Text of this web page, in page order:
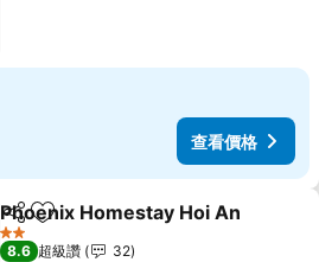
查看價格
分享 加入我的最愛
Phoenix Homestay Hoi An
2 星級
8.6 超級讚
32